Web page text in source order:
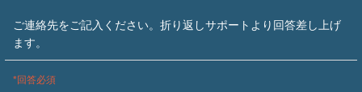
ご連絡先をご記入ください。折り返しサポートより回答差し上げ
ます。
*回答必須